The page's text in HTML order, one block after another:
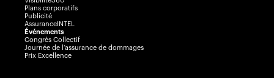
Plans corporatifs
Publicité
AssuranceINTEL
Événements
Congrès Collectif
Journée de l’assurance de dommages
Prix Excellence